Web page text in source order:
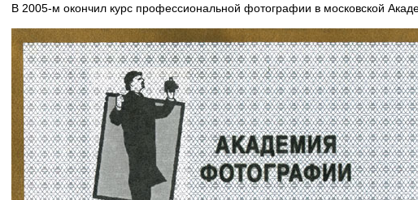
В 2005-м окончил курс профессиональной фотографии в московской